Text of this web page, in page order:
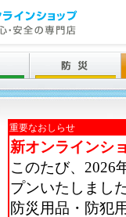
重要なおしらせ
新オンラインシ
このたび、2026
プンいたしまし
防災用品・防犯